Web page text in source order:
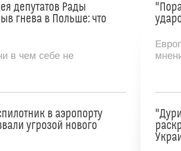
депутатов Рады
гнева в Польше: что
в чем себе не
в аэропорту
угрозой нового